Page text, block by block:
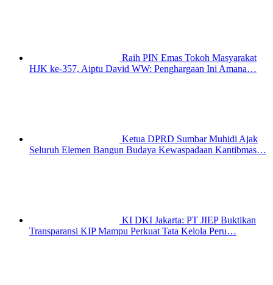
Raih PIN Emas Tokoh Masyarakat
HJK ke-357, Aiptu David WW: Penghargaan Ini Amana…
Ketua DPRD Sumbar Muhidi Ajak
Seluruh Elemen Bangun Budaya Kewaspadaan Kantibmas…
KI DKI Jakarta: PT JIEP Buktikan
Transparansi KIP Mampu Perkuat Tata Kelola Peru…